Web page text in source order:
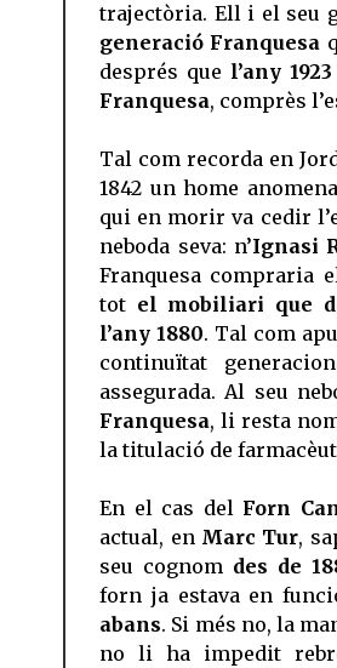
trajectòria. Ell i el seu
generació Franquesa
després que l’any 1923
Franquesa, comprès
Tal com recorda en
1842 un home
qui en morir va cedir
neboda seva: n’Ignasi
Franquesa compraria
tot el mobiliari que
l’any 1880. Tal com
continuïtat
assegurada. Al seu
Franquesa, li resta
la titulació de
En el cas del Forn
actual, en Marc Tur,
seu cognom des de
forn ja estava en
abans. Si més no, la
no li ha impedit